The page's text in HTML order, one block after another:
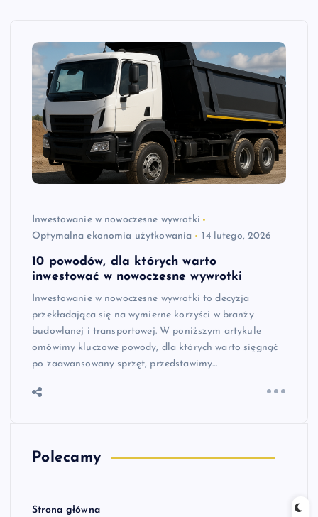
Inwestowanie w nowoczesne wywrotki
Optymalna ekonomia użytkowania
14 lutego, 2026
10 powodów, dla których warto
inwestować w nowoczesne wywrotki
Inwestowanie w nowoczesne wywrotki to decyzja
przekładająca się na wymierne korzyści w branży
budowlanej i transportowej. W poniższym artykule
omówimy kluczowe powody, dla których warto sięgnąć
po zaawansowany sprzęt, przedstawimy…
Polecamy
Strona główna